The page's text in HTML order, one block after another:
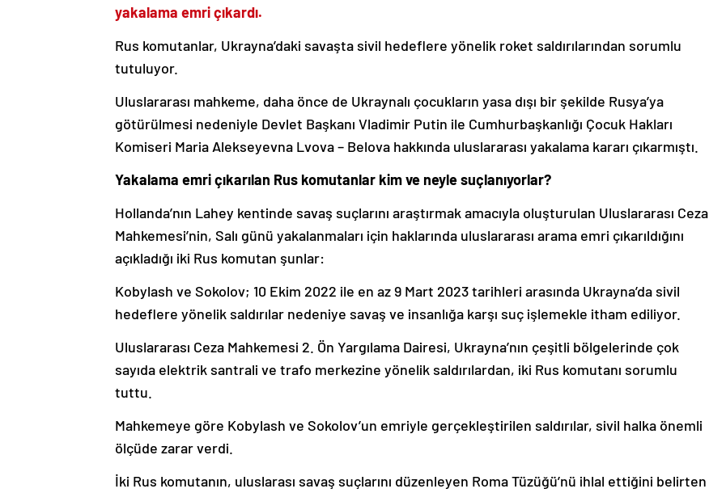
yakalama emri çıkardı.
Rus komutanlar, Ukrayna’daki savaşta sivil hedeflere yönelik roket saldırılarından sorumlu
tutuluyor.
Uluslararası mahkeme, daha önce de Ukraynalı çocukların yasa dışı bir şekilde Rusya’ya
götürülmesi nedeniyle Devlet Başkanı Vladimir Putin ile Cumhurbaşkanlığı Çocuk Hakları
Komiseri Maria Alekseyevna Lvova – Belova hakkında uluslararası yakalama kararı çıkarmıştı.
Yakalama emri çıkarılan Rus komutanlar kim ve neyle suçlanıyorlar?
Hollanda’nın Lahey kentinde savaş suçlarını araştırmak amacıyla oluşturulan Uluslararası Ceza
Mahkemesi’nin, Salı günü yakalanmaları için haklarında uluslararası arama emri çıkarıldığını
açıkladığı iki Rus komutan şunlar:
Kobylash ve Sokolov; 10 Ekim 2022 ile en az 9 Mart 2023 tarihleri arasında Ukrayna’da sivil
hedeflere yönelik saldırılar nedeniye savaş ve insanlığa karşı suç işlemekle itham ediliyor.
Uluslararası Ceza Mahkemesi 2. Ön Yargılama Dairesi, Ukrayna’nın çeşitli bölgelerinde çok
sayıda elektrik santrali ve trafo merkezine yönelik saldırılardan, iki Rus komutanı sorumlu
tuttu.
Mahkemeye göre Kobylash ve Sokolov’un emriyle gerçekleştirilen saldırılar, sivil halka önemli
ölçüde zarar verdi.
İki Rus komutanın, uluslarası savaş suçlarını düzenleyen Roma Tüzüğü’nü ihlal ettiğini belirten